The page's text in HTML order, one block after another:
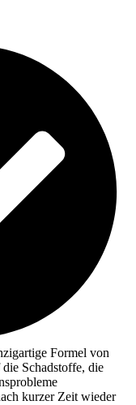
Formel von
Schadstoffe, die
kurzer Zeit wieder